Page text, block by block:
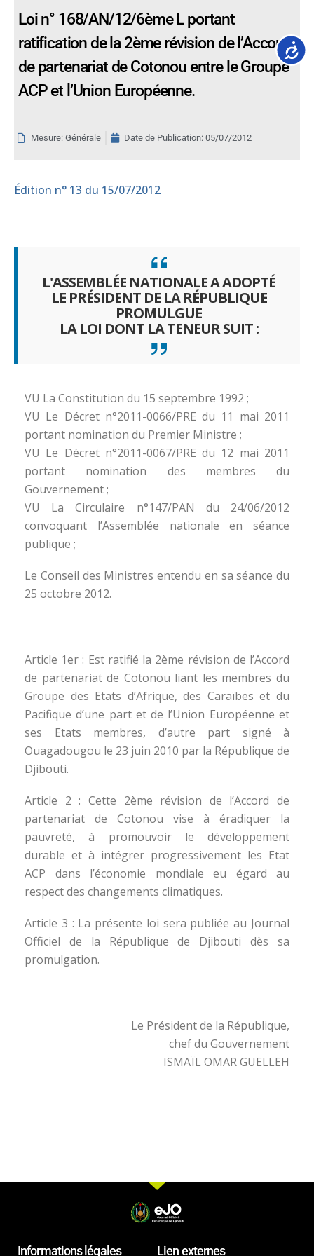
Loi n° 168/AN/12/6ème L portant
ratification de la 2ème révision de l’Accord
de partenariat de Cotonou entre le Groupe
ACP et l’Union Européenne.
Mesure: Générale Date de Publication: 05/07/2012
Édition n° 13 du 15/07/2012
L'ASSEMBLÉE NATIONALE A ADOPTÉ
LE PRÉSIDENT DE LA RÉPUBLIQUE
PROMULGUE
LA LOI DONT LA TENEUR SUIT :
VU La Constitution du 15 septembre 1992 ;
VU Le Décret n°2011-0066/PRE du 11 mai 2011
portant nomination du Premier Ministre ;
VU Le Décret n°2011-0067/PRE du 12 mai 2011
portant nomination des membres du
Gouvernement ;
VU La Circulaire n°147/PAN du 24/06/2012
convoquant l’Assemblée nationale en séance
publique ;
Le Conseil des Ministres entendu en sa séance du
25 octobre 2012.
Article 1er : Est ratifié la 2ème révision de l’Accord
de partenariat de Cotonou liant les membres du
Groupe des Etats d’Afrique, des Caraïbes et du
Pacifique d’une part et de l’Union Européenne et
ses Etats membres, d’autre part signé à
Ouagadougou le 23 juin 2010 par la République de
Djibouti.
Article 2 : Cette 2ème révision de l’Accord de
partenariat de Cotonou vise à éradiquer la
pauvreté, à promouvoir le développement
durable et à intégrer progressivement les Etat
ACP dans l’économie mondiale eu égard au
respect des changements climatiques.
Article 3 : La présente loi sera publiée au Journal
Officiel de la République de Djibouti dès sa
promulgation.
Le Président de la République,
chef du Gouvernement
ISMAÏL OMAR GUELLEH
Informations légales Lien externes